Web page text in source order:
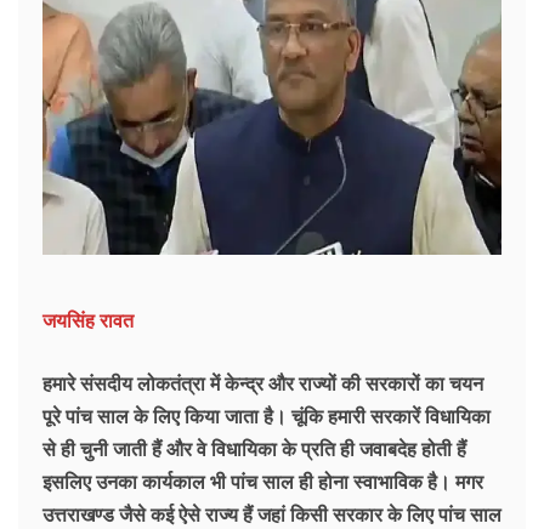
जयसिंह रावत
हमारे संसदीय लोकतंत्रा में केन्द्र और राज्यों की सरकारों का चयन
पूरे पांच साल के लिए किया जाता है। चूंकि हमारी सरकारें विधायिका
से ही चुनी जाती हैं और वे विधायिका के प्रति ही जवाबदेह होती हैं
इसलिए उनका कार्यकाल भी पांच साल ही होना स्वाभाविक है। मगर
उत्तराखण्ड जैसे कई ऐसे राज्य हैं जहां किसी सरकार के लिए पांच साल